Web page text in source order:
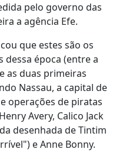
pelo governo das
a agência Efe.
que estes são os
época (entre a
as duas primeiras
Nassau, a capital de
operações de piratas
Avery, Calico Jack
desenhada de Tintim
e Anne Bonny.